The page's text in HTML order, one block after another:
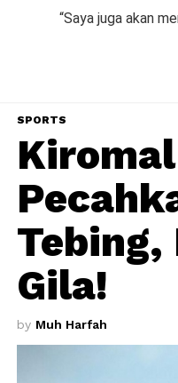
“Saya juga akan
SPORTS
Gila!
by Muh Harfah